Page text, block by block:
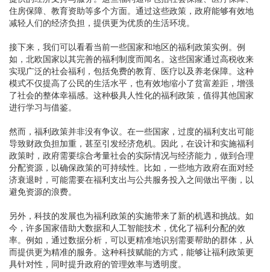
住房保障、教育资助等多个方面。通过这些政策，政府能够有效地
减轻人们的经济负担，提供更为优质的生活环境。
接下来，我们可以看看当前一些国家和地区的福利政策实例。例
如，北欧国家以其完善的福利制度而闻名。这些国家通过高税收来
实现广泛的社会福利，包括免费的教育、医疗以及养老保障。这种
模式不仅提高了公民的生活水平，也有效地缩小了贫富差距，增强
了社会的整体幸福感。这种极具人性化的福利政策，值得其他国家
进行学习与借鉴。
然而，福利政策并非没有争议。在一些国家，过度的福利支出可能
导致财政负担加重，甚至引发经济危机。因此，在设计和实施福利
政策时，政府需要综合考量社会的实际情况与经济能力，做到合理
分配资源，以确保政策的可持续性。比如，一些地方政府在面对经
济衰退时，可能需要在福利支出与公共服务投入之间做出平衡，以
避免资源的浪费。
另外，科技的发展也为福利政策的实施带来了新的机遇和挑战。如
今，许多国家借助大数据和人工智能技术，优化了福利分配的效
率。例如，通过数据分析，可以更精准地识别需要帮助的群体，从
而提供更为精准的服务。这种科技赋能的方式，能够让福利政策更
具针对性，同时提升政府的管理效率与透明度。